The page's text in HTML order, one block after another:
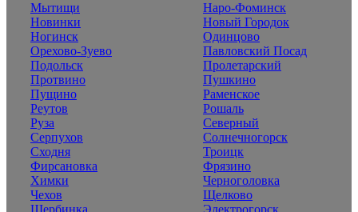
Мытищи
Наро-Фоминск
Новинки
Новый Городок
Ногинск
Одинцово
Орехово-Зуево
Павловский Посад
Подольск
Пролетарский
Протвино
Пушкино
Пущино
Раменское
Реутов
Рошаль
Руза
Северный
Серпухов
Солнечногорск
Сходня
Троицк
Фирсановка
Фрязино
Химки
Черноголовка
Чехов
Щелково